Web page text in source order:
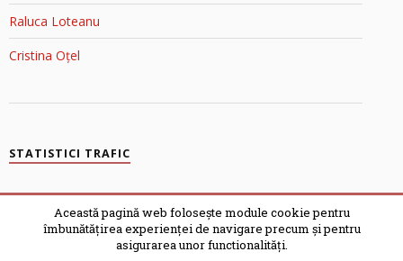
Raluca Loteanu
Cristina Oțel
STATISTICI TRAFIC
Blondele în Top Blog
© 2007-2025 ȘI BLONDELE GÂNDESC | POWERED BY
Această pagină web folosește module cookie pentru
îmbunătățirea experienței de navigare precum și pentru
asigurarea unor functionalități.